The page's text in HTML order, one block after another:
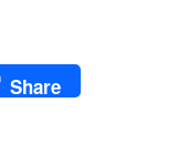
Share